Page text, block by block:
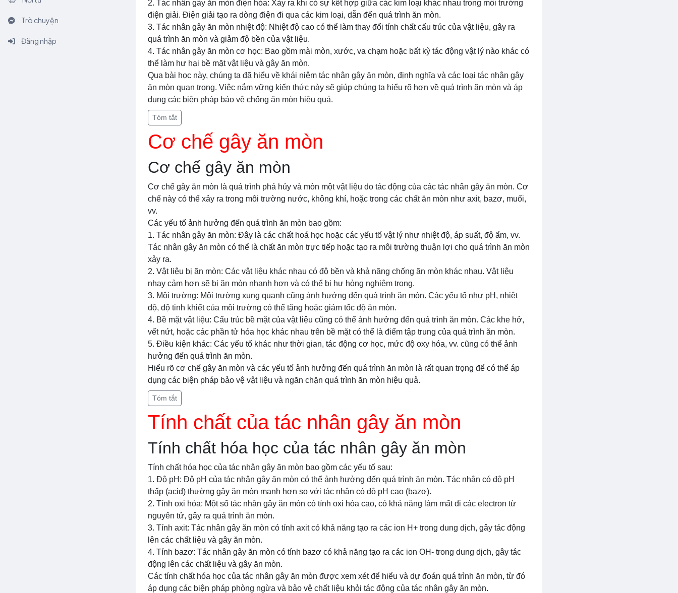
Trò chuyện
Đăng nhập
2. Tác nhân gây ăn mòn điện hóa: Xảy ra khi có sự kết hợp giữa các kim loại khác nhau trong môi trường
điện giải. Điện giải tạo ra dòng điện đi qua các kim loại, dẫn đến quá trình ăn mòn.
3. Tác nhân gây ăn mòn nhiệt độ: Nhiệt độ cao có thể làm thay đổi tính chất cấu trúc của vật liệu, gây ra
quá trình ăn mòn và giảm độ bền của vật liệu.
4. Tác nhân gây ăn mòn cơ học: Bao gồm mài mòn, xước, va chạm hoặc bất kỳ tác động vật lý nào khác có
thể làm hư hại bề mặt vật liệu và gây ăn mòn.
Qua bài học này, chúng ta đã hiểu về khái niệm tác nhân gây ăn mòn, định nghĩa và các loại tác nhân gây
ăn mòn quan trọng. Việc nắm vững kiến thức này sẽ giúp chúng ta hiểu rõ hơn về quá trình ăn mòn và áp
dụng các biện pháp bảo vệ chống ăn mòn hiệu quả.
Tóm tắt
Cơ chế gây ăn mòn
Cơ chế gây ăn mòn
Cơ chế gây ăn mòn là quá trình phá hủy và mòn một vật liệu do tác động của các tác nhân gây ăn mòn. Cơ
chế này có thể xảy ra trong môi trường nước, không khí, hoặc trong các chất ăn mòn như axit, bazơ, muối,
vv.
Các yếu tố ảnh hưởng đến quá trình ăn mòn bao gồm:
1. Tác nhân gây ăn mòn: Đây là các chất hoá học hoặc các yếu tố vật lý như nhiệt độ, áp suất, độ ẩm, vv.
Tác nhân gây ăn mòn có thể là chất ăn mòn trực tiếp hoặc tạo ra môi trường thuận lợi cho quá trình ăn mòn
xảy ra.
2. Vật liệu bị ăn mòn: Các vật liệu khác nhau có độ bền và khả năng chống ăn mòn khác nhau. Vật liệu
nhạy cảm hơn sẽ bị ăn mòn nhanh hơn và có thể bị hư hỏng nghiêm trọng.
3. Môi trường: Môi trường xung quanh cũng ảnh hưởng đến quá trình ăn mòn. Các yếu tố như pH, nhiệt
độ, độ tinh khiết của môi trường có thể tăng hoặc giảm tốc độ ăn mòn.
4. Bề mặt vật liệu: Cấu trúc bề mặt của vật liệu cũng có thể ảnh hưởng đến quá trình ăn mòn. Các khe hở,
vết nứt, hoặc các phần tử hóa học khác nhau trên bề mặt có thể là điểm tập trung của quá trình ăn mòn.
5. Điều kiện khác: Các yếu tố khác như thời gian, tác động cơ học, mức độ oxy hóa, vv. cũng có thể ảnh
hưởng đến quá trình ăn mòn.
Hiểu rõ cơ chế gây ăn mòn và các yếu tố ảnh hưởng đến quá trình ăn mòn là rất quan trọng để có thể áp
dụng các biện pháp bảo vệ vật liệu và ngăn chặn quá trình ăn mòn hiệu quả.
Tóm tắt
Tính chất của tác nhân gây ăn mòn
Tính chất hóa học của tác nhân gây ăn mòn
Tính chất hóa học của tác nhân gây ăn mòn bao gồm các yếu tố sau:
1. Độ pH: Độ pH của tác nhân gây ăn mòn có thể ảnh hưởng đến quá trình ăn mòn. Tác nhân có độ pH
thấp (acid) thường gây ăn mòn mạnh hơn so với tác nhân có độ pH cao (bazơ).
2. Tính oxi hóa: Một số tác nhân gây ăn mòn có tính oxi hóa cao, có khả năng làm mất đi các electron từ
nguyên tử, gây ra quá trình ăn mòn.
3. Tính axit: Tác nhân gây ăn mòn có tính axit có khả năng tạo ra các ion H+ trong dung dịch, gây tác động
lên các chất liệu và gây ăn mòn.
4. Tính bazơ: Tác nhân gây ăn mòn có tính bazơ có khả năng tạo ra các ion OH- trong dung dịch, gây tác
động lên các chất liệu và gây ăn mòn.
Các tính chất hóa học của tác nhân gây ăn mòn được xem xét để hiểu và dự đoán quá trình ăn mòn, từ đó
áp dụng các biện pháp phòng ngừa và bảo vệ chất liệu khỏi tác động của tác nhân gây ăn mòn.